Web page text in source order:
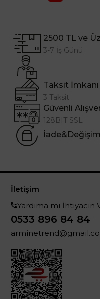
2500 TL ve
3-7 İş Günü
Taksit İmkanı
3 Taksit
Güvenli
128BIT SSL
İade&Değişim
İletişim
Yardıma mı İhtiyacın
0533 896 84 84